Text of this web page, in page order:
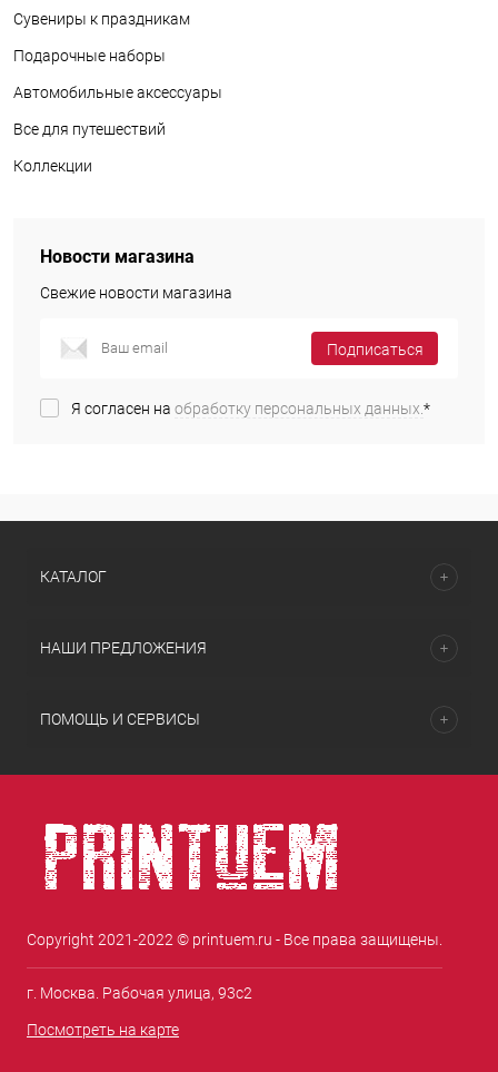
Сувениры к праздникам
Подарочные наборы
Автомобильные аксессуары
Все для путешествий
Коллекции
Новости магазина
Свежие новости магазина
Подписаться
Я согласен на обработку персональных данных.*
КАТАЛОГ
НАШИ ПРЕДЛОЖЕНИЯ
ПОМОЩЬ И СЕРВИСЫ
Copyright 2021-2022 © printuem.ru - Все права защищены.
г. Москва. Рабочая улица, 93с2
Посмотреть на карте